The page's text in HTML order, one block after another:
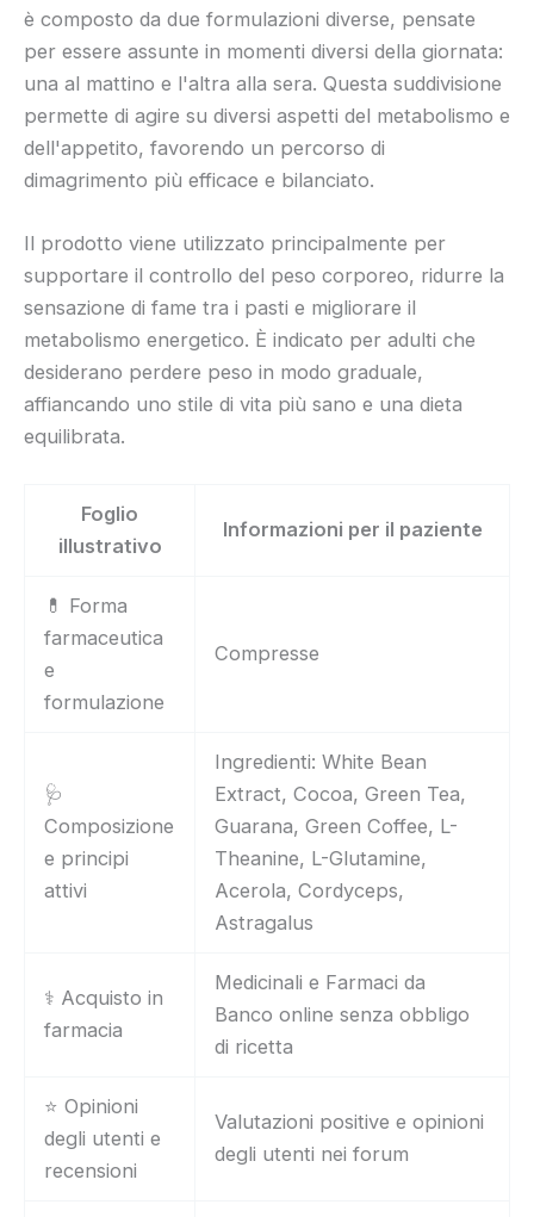
è composto da due formulazioni diverse, pensate
per essere assunte in momenti diversi della giornata:
una al mattino e l'altra alla sera. Questa suddivisione
permette di agire su diversi aspetti del metabolismo e
dell'appetito, favorendo un percorso di
dimagrimento più efficace e bilanciato.
Il prodotto viene utilizzato principalmente per
supportare il controllo del peso corporeo, ridurre la
sensazione di fame tra i pasti e migliorare il
metabolismo energetico. È indicato per adulti che
desiderano perdere peso in modo graduale,
affiancando uno stile di vita più sano e una dieta
equilibrata.
Foglio
illustrativo
Informazioni per il paziente
💊 Forma
farmaceutica
e
formulazione
Compresse
🩺
Composizione
e principi
attivi
Ingredienti: White Bean
Extract, Cocoa, Green Tea,
Guarana, Green Coffee, L-
Theanine, L-Glutamine,
Acerola, Cordyceps,
Astragalus
⚕️ Acquisto in
farmacia
Medicinali e Farmaci da
Banco online senza obbligo
di ricetta
⭐ Opinioni
degli utenti e
recensioni
Valutazioni positive e opinioni
degli utenti nei forum